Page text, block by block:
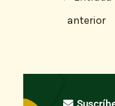
anterior